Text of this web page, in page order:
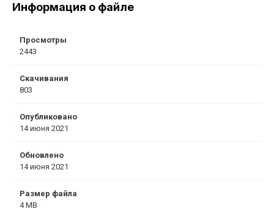
Информация о файле
Просмотры
2443
Скачивания
803
Опубликовано
14 июня 2021
Обновлено
14 июня 2021
Размер файла
4 MB